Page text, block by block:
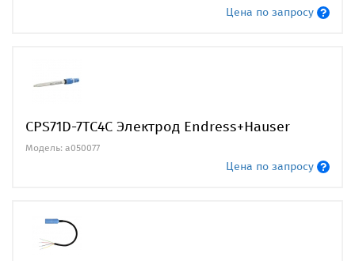
Цена по запросу
CPS71D-7TC4C Электрод Endress+Hauser
Модель: a050077
Цена по запросу